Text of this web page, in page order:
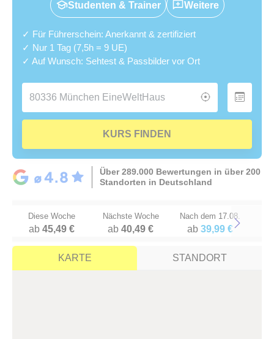
Studenten & Trainer Weitere
✓ Für Führerschein: Anerkannt & zertifiziert
✓ Nur 1 Tag (7,5h = 9 UE)
✓ Auf Wunsch: Sehtest & Passbilder vor Ort
KURS FINDEN
Über 289.000 Bewertungen in über 200
Standorten in Deutschland
Diese Woche
ab45,49 €
Nächste Woche
ab40,49 €
Nach dem 17.08.
ab 39,99 €Next
KARTE STANDORT